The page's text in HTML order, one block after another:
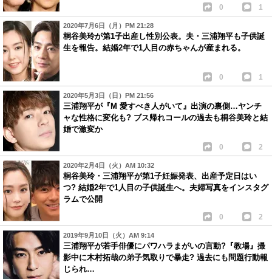
0 1
2020年7月6日（月）PM 21:28
桐谷美玲が第1子出産し性別公表。夫・三浦翔平も子供誕
生を報告。結婚2年で1人目の赤ちゃんが産まれる。
0 1
2020年5月3日（日）PM 21:56
三浦翔平が『M 愛すべき人がいて』出演の裏側…ヤンチ
ャな性格に変化も? ブス帰れコールの過去も桐谷美玲と結
婚で激変か
0 2
2020年2月4日（火）AM 10:32
桐谷美玲・三浦翔平が第1子妊娠発表、出産予定日はい
つ? 結婚2年で1人目の子供誕生へ。夫婦写真をインスタグ
ラムで公開
0 2
2019年9月10日（火）AM 9:14
三浦翔平が若手俳優にパワハラまがいの言動?『教場』撮
影中に木村拓哉の弟子気取りで暴走? 過去にも問題行動報
じられ…